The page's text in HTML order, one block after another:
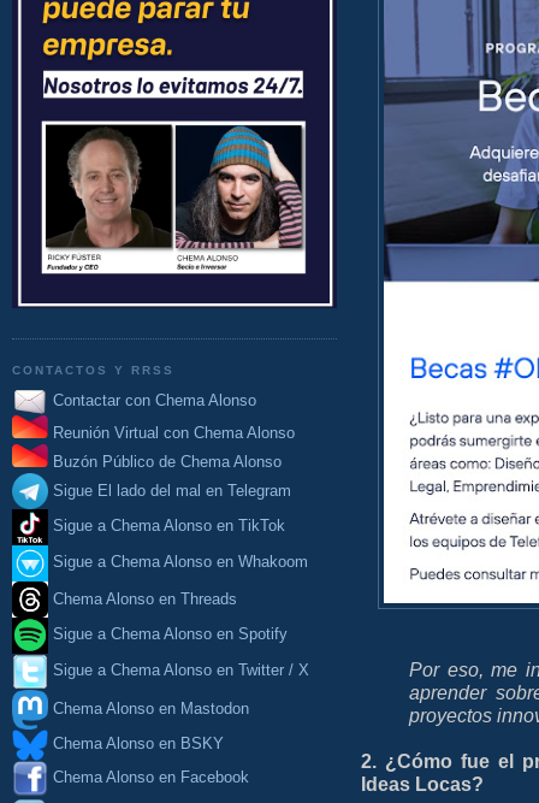
CONTACTOS Y RRSS
Contactar con Chema Alonso
Reunión Virtual con Chema Alonso
Buzón Público de Chema Alonso
Sigue El lado del mal en Telegram
Sigue a Chema Alonso en TikTok
Sigue a Chema Alonso en Whakoom
Chema Alonso en Threads
Sigue a Chema Alonso en Spotify
Sigue a Chema Alonso en Twitter / X
Chema Alonso en Mastodon
Chema Alonso en BSKY
Chema Alonso en Facebook
Por eso, me
aprender
proyectos
2. ¿Cómo fue el
Ideas Locas?